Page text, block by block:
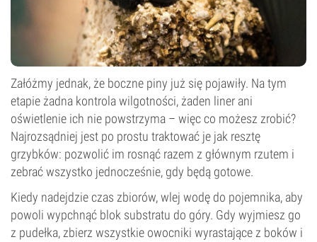
Załóżmy jednak, że boczne piny już się pojawiły. Na tym
etapie żadna kontrola wilgotności, żaden liner ani
oświetlenie ich nie powstrzyma – więc co możesz zrobić?
Najrozsądniej jest po prostu traktować je jak resztę
grzybków: pozwolić im rosnąć razem z głównym rzutem i
zebrać wszystko jednocześnie, gdy będą gotowe.
Kiedy nadejdzie czas zbiorów, wlej wodę do pojemnika, aby
powoli wypchnąć blok substratu do góry. Gdy wyjmiesz go
z pudełka, zbierz wszystkie owocniki wyrastające z boków i